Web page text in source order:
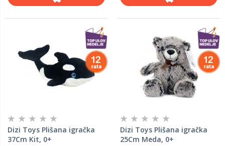
Dizi Toys Plišana igračka
37Cm Kit, 0+
Dizi Toys Plišana igračka
25Cm Meda, 0+